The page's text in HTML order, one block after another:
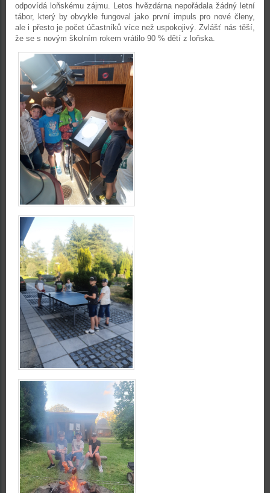
odpovídá loňskému zájmu. Letos hvězdárna nepořádala žádný letní
tábor, který by obvykle fungoval jako první impuls pro nové členy,
ale i přesto je počet účastníků více než uspokojivý. Zvlášť nás těší,
že se s novým školním rokem vrátilo 90 % dětí z loňska.